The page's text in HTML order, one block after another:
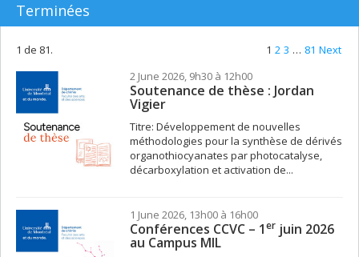
Terminées
1 de 81. 1 2 3 … 81 Next
2 June 2026, 9h30 à 12h00
Soutenance de thèse : Jordan
Vigier
Titre: Développement de nouvelles
méthodologies pour la synthèse de dérivés
organothiocyanates par photocatalyse,
décarboxylation et activation de...
1 June 2026, 13h00 à 16h00
Conférences CCVC – 1er juin 2026
au Campus MIL